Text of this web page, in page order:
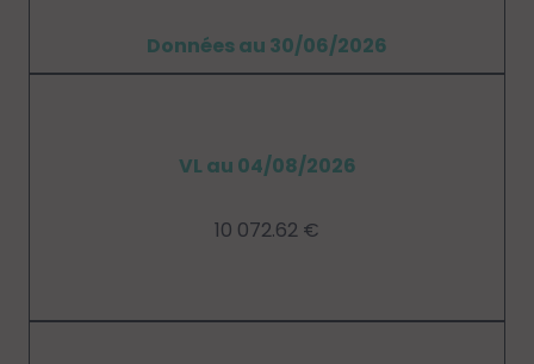
Données au 30/06/2026
VL au 04/08/2026
10 072.62 €